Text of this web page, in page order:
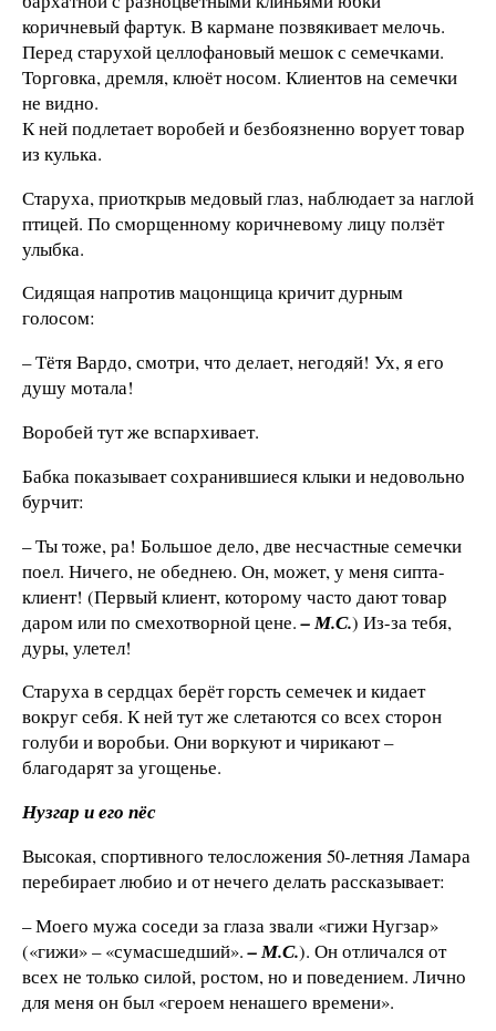
коричневый фартук. В кармане позвякивает мелочь.
Перед старухой целлофановый мешок с семечками.
Торговка, дремля, клюёт носом. Клиентов на семечки
не видно.
К ней подлетает воробей и безбоязненно ворует товар
из кулька.
Старуха, приоткрыв медовый глаз, наблюдает за наглой
птицей. По сморщенному коричневому лицу ползёт
улыбка.
Сидящая напротив мацонщица кричит дурным
голосом:
– Тётя Вардо, смотри, что делает, негодяй! Ух, я его
душу мотала!
Воробей тут же вспархивает.
Бабка показывает сохранившиеся клыки и недовольно
бурчит:
– Ты тоже, ра! Большое дело, две несчастные семечки
поел. Ничего, не обеднею. Он, может, у меня сипта-
клиент! (Первый клиент, которому часто дают товар
даром или по смехотворной цене.– М.С.) Из-за тебя,
дуры, улетел!
Старуха в сердцах берёт горсть семечек и кидает
вокруг себя. К ней тут же слетаются со всех сторон
голуби и воробьи. Они воркуют и чирикают –
благодарят за угощенье.
Нузгар и его пёс
Высокая, спортивного телосложения 50-летняя Ламара
перебирает любио и от нечего делать рассказывает:
– Моего мужа соседи за глаза звали «гижи Нугзар»
(«гижи» – «сумасшедший».– М.С.). Он отличался от
всех не только силой, ростом, но и поведением. Лично
для меня он был «героем ненашего времени».